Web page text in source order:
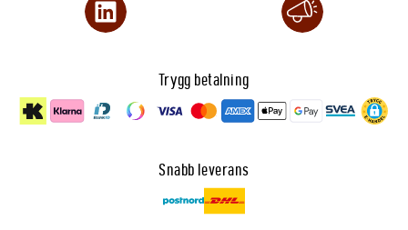
Trygg betalning
Snabb leverans